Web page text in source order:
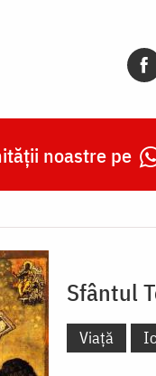
noastre pe
Sfântul
Viață